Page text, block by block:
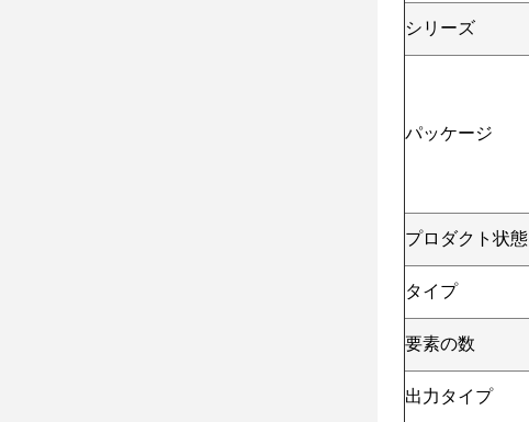
シリーズ
パッケージ
プロダクト状態
タイプ
要素の数
出力タイプ